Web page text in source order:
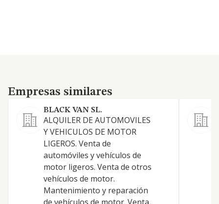
Empresas similares
Empresas similares
BLACK VAN SL.
ALQUILER DE AUTOMOVILES
Y VEHICULOS DE MOTOR
LIGEROS. Venta de
automóviles y vehículos de
motor ligeros. Venta de otros
vehículos de motor.
Mantenimiento y reparación